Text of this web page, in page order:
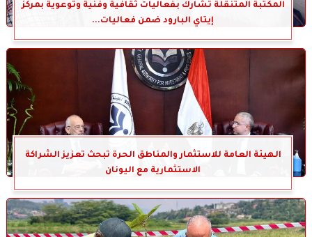
المكتبة المتنقلة تشارك بفعاليات ثقافية وفنية وتوعوية بمركز
إيتاي البارود ضمن فعاليات...
الهيئة العامة للاستثمار والمناطق الحرة تبحث تعزيز الشراكة
الاستثمارية مع اليونان